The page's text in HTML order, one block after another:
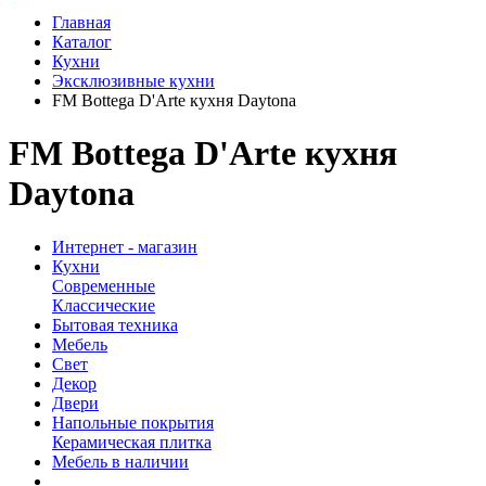
Главная
Каталог
Кухни
Эксклюзивные кухни
FM Bottega D'Arte кухня Daytona
FM Bottega D'Arte кухня
Daytona
Интернет - магазин
Кухни
Современные
Классические
Бытовая техника
Мебель
Свет
Декор
Двери
Напольные покрытия
Керамическая плитка
Мебель в наличии